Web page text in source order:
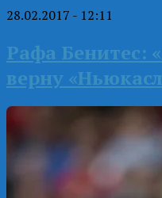
28.02.2017 - 12:11
Рафа Бенитес:
верну